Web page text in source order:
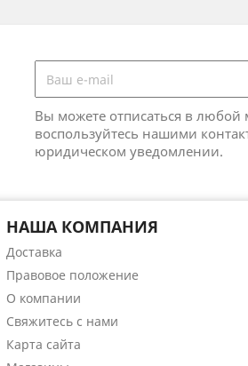
Вы можете отписаться в любой
воспользуйтесь нашими
юридическом уведомлении.
НАША КОМПАНИЯ
Доставка
Правовое положение
О компании
Свяжитесь с нами
Карта сайта